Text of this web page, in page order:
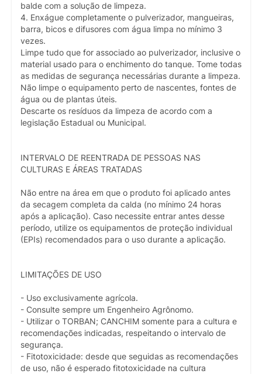
balde com a solução de limpeza.
4. Enxágue completamente o pulverizador, mangueiras,
barra, bicos e difusores com água limpa no mínimo 3
vezes.
Limpe tudo que for associado ao pulverizador, inclusive o
material usado para o enchimento do tanque. Tome todas
as medidas de segurança necessárias durante a limpeza.
Não limpe o equipamento perto de nascentes, fontes de
água ou de plantas úteis.
Descarte os resíduos da limpeza de acordo com a
legislação Estadual ou Municipal.
INTERVALO DE REENTRADA DE PESSOAS NAS
CULTURAS E ÁREAS TRATADAS
Não entre na área em que o produto foi aplicado antes
da secagem completa da calda (no mínimo 24 horas
após a aplicação). Caso necessite entrar antes desse
período, utilize os equipamentos de proteção individual
(EPIs) recomendados para o uso durante a aplicação.
LIMITAÇÕES DE USO
- Uso exclusivamente agrícola.
- Consulte sempre um Engenheiro Agrônomo.
- Utilizar o TORBAN; CANCHIM somente para a cultura e
recomendações indicadas, respeitando o intervalo de
segurança.
- Fitotoxicidade: desde que seguidas as recomendações
de uso, não é esperado fitotoxicidade na cultura